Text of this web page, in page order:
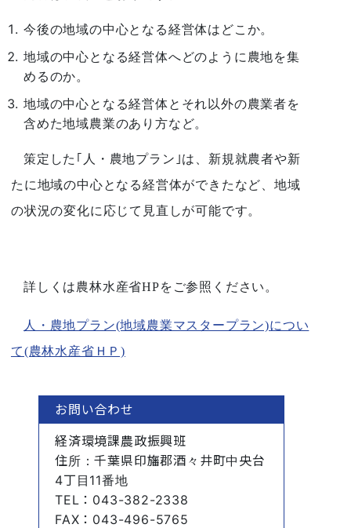
今後の地域の中心となる経営体はどこか。
地域の中心となる経営体へどのように農地を集
めるのか。
地域の中心となる経営体とそれ以外の農業者を
含めた地域農業のあり方など。
策定した｢人・農地プラン｣は、新規就農者や新
たに地域の中心となる経営体ができたなど、地域
の状況の変化に応じて見直しが可能です。
詳しくは農林水産省HPをご参照ください。
人・農地プラン(地域農業マスタープラン)につい
て(農林水産省ＨＰ)
お問い合わせ
経済環境課農政振興班
住所 ：千葉県印旛郡酒々井町中央台
4丁目11番地
TEL ：043-382-2338
FAX ：043-496-5765